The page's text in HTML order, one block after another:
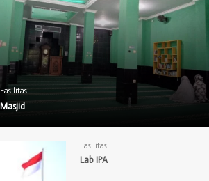
Fasilitas
Masjid
Fasilitas
Lab IPA